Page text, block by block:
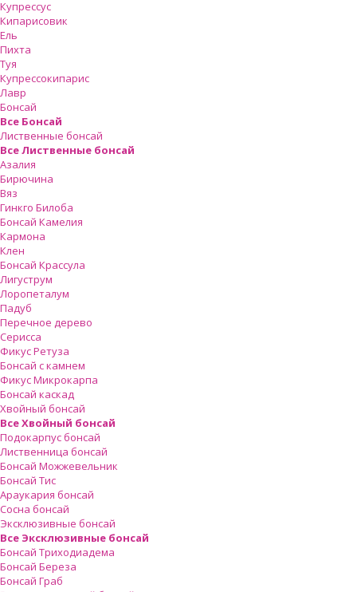
Купрессус
Кипарисовик
Ель
Пихта
Туя
Купрессокипарис
Лавр
Бонсай
Все Бонсай
Лиственные бонсай
Все Лиственные бонсай
Азалия
Бирючина
Вяз
Гинкго Билоба
Бонсай Камелия
Кармона
Клен
Бонсай Крассула
Лигуструм
Лоропеталум
Падуб
Перечное дерево
Серисса
Фикус Ретуза
Бонсай с камнем
Фикус Микрокарпа
Бонсай каскад
Хвойный бонсай
Все Хвойный бонсай
Подокарпус бонсай
Лиственница бонсай
Бонсай Можжевельник
Бонсай Тис
Араукария бонсай
Сосна бонсай
Эксклюзивные бонсай
Все Эксклюзивные бонсай
Бонсай Триходиадема
Бонсай Береза
Бонсай Граб